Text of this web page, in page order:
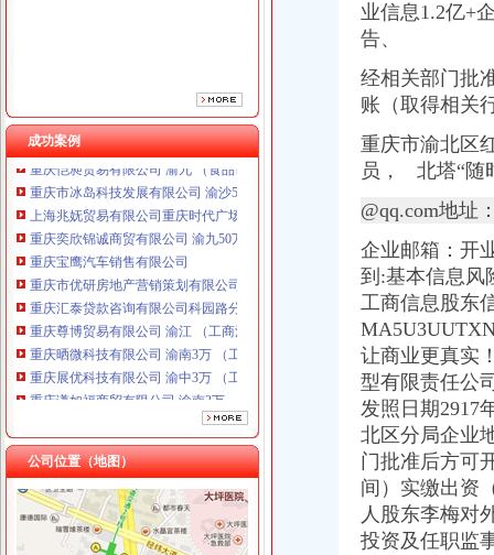
成功案例
重庆汇泰贷款咨询有限公司科园路分公司 渝高 （工商注册）
重庆展优科技有限公司 渝中3万 （工商注册）
重庆谦如福商贸有限公司 渝南3万 （公司转让）
重庆恺昶贸易有限公司 渝九 （食品许可证）
重庆市冰岛科技发展有限公司 渝沙50万 （进出口权）
上海兆妩贸易有限公司重庆时代广场分公司 渝中 （工商注册）
重庆奕欣锦诚商贸有限公司 渝九50万 （工商注册）
重庆宝鹰汽车销售有限公司
重庆市优研房地产营销策划有限公司
重庆汇泰贷款咨询有限公司科园路分公司 渝高 （工商注册）
重庆尊博贸易有限公司 渝江 （工商注册）
重庆晒微科技有限公司 渝南3万 （工商注册）
重庆展优科技有限公司 渝中3万 （工商注册）
重庆谦如福商贸有限公司 渝南3万 （公司转让）
重庆恺昶贸易有限公司 渝九 （食品许可证）
重庆市冰岛科技发展有限公司 渝沙50万 （进出口权）
上海兆妩贸易有限公司重庆时代广场分公司 渝中 （工商注册）
公司位置（地图）
业信息1.2亿+
告、
经相关部门批
账（取得相关
重庆市渝北区
员， 北塔“随
@qq.com地址
企业邮箱：开
到:基本信息风
工商信息股东
让商业更真实
型有限责任公
发照日期2917
北区分局企业
门批准后方可
间）实缴出资
人股东李梅对
投资及任职监